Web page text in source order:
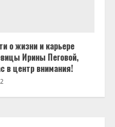
о жизни и карьере
Ирины Пеговой,
в центр внимания!